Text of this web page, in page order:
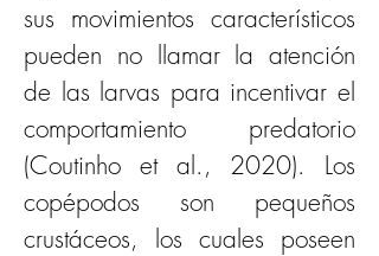
sus movimientos característicos
pueden no llamar la atención
de las larvas para incentivar el
comportamiento predatorio
(Coutinho et al., 2020). Los
copépodos son pequeños
crustáceos, los cuales poseen